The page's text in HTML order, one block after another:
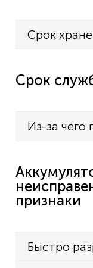
Срок
Срок
Из-за чего
признаки
Быстро